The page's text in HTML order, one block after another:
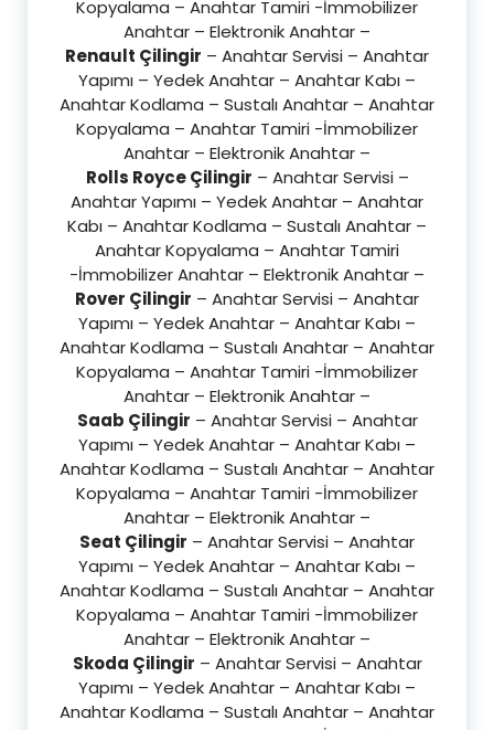
Kopyalama – Anahtar Tamiri -İmmobilizer
Anahtar – Elektronik Anahtar –
Renault Çilingir – Anahtar Servisi – Anahtar
Yapımı – Yedek Anahtar – Anahtar Kabı –
Anahtar Kodlama – Sustalı Anahtar – Anahtar
Kopyalama – Anahtar Tamiri -İmmobilizer
Anahtar – Elektronik Anahtar –
Rolls Royce Çilingir – Anahtar Servisi –
Anahtar Yapımı – Yedek Anahtar – Anahtar
Kabı – Anahtar Kodlama – Sustalı Anahtar –
Anahtar Kopyalama – Anahtar Tamiri
-İmmobilizer Anahtar – Elektronik Anahtar –
Rover Çilingir – Anahtar Servisi – Anahtar
Yapımı – Yedek Anahtar – Anahtar Kabı –
Anahtar Kodlama – Sustalı Anahtar – Anahtar
Kopyalama – Anahtar Tamiri -İmmobilizer
Anahtar – Elektronik Anahtar –
Saab Çilingir – Anahtar Servisi – Anahtar
Yapımı – Yedek Anahtar – Anahtar Kabı –
Anahtar Kodlama – Sustalı Anahtar – Anahtar
Kopyalama – Anahtar Tamiri -İmmobilizer
Anahtar – Elektronik Anahtar –
Seat Çilingir – Anahtar Servisi – Anahtar
Yapımı – Yedek Anahtar – Anahtar Kabı –
Anahtar Kodlama – Sustalı Anahtar – Anahtar
Kopyalama – Anahtar Tamiri -İmmobilizer
Anahtar – Elektronik Anahtar –
Skoda Çilingir – Anahtar Servisi – Anahtar
Yapımı – Yedek Anahtar – Anahtar Kabı –
Anahtar Kodlama – Sustalı Anahtar – Anahtar